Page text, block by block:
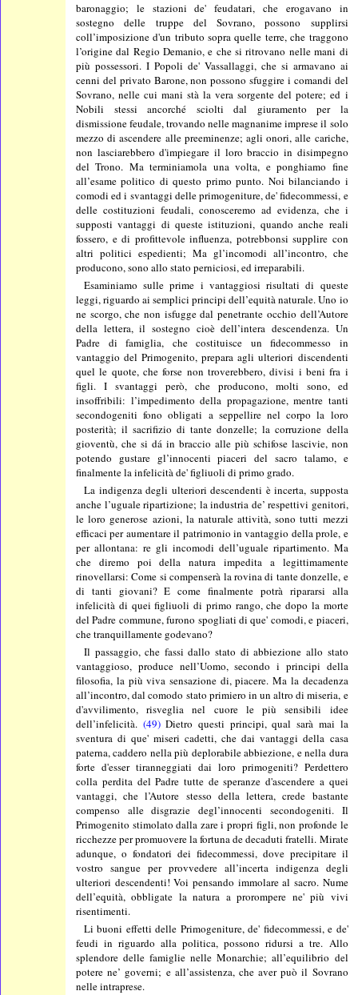
baronaggio; le stazioni de' feudatari, che erogavano in
sostegno delle truppe del Sovrano, possono supplirsi
coll’imposizione d'un tributo sopra quelle terre, che traggono
l’origine dal Regio Demanio, e che si ritrovano nelle mani di
più possessori. I Popoli de' Vassallaggi, che si armavano ai
cenni del privato Barone, non possono sfuggire i comandi del
Sovrano, nelle cui mani stà la vera sorgente del potere; ed i
Nobili stessi ancorché sciolti dal giuramento per la
dismissione feudale, trovando nelle magnanime imprese il solo
mezzo di ascendere alle preeminenze; agli onori, alle cariche,
non lasciarebbero d'impiegare il loro braccio in disimpegno
del Trono. Ma terminiamola una volta, e ponghiamo fine
all’esame politico di questo primo punto. Noi bilanciando i
comodi ed i svantaggi delle primogeniture, de' fidecommessi, e
delle costituzioni feudali, conosceremo ad evidenza, che i
supposti vantaggi di queste istituzioni, quando anche reali
fossero, e di profittevole influenza, potrebbonsi supplire con
altri politici espedienti; Ma gl’incomodi all’incontro, che
producono, sono allo stato perniciosi, ed irreparabili.
Esaminiamo sulle prime i vantaggiosi risultati di queste
leggi, riguardo ai semplici principi dell’equità naturale. Uno io
ne scorgo, che non isfugge dal penetrante occhio dell’Autore
della lettera, il sostegno cioè dell’intera descendenza. Un
Padre di famiglia, che costituisce un fidecommesso in
vantaggio del Primogenito, prepara agli ulteriori discendenti
quel le quote, che forse non troverebbero, divisi i beni fra i
figli. I svantaggi però, che producono, molti sono, ed
insoffribili: l’impedimento della propagazione, mentre tanti
secondogeniti fono obligati a seppellire nel corpo la loro
posterità; il sacrifizio di tante donzelle; la corruzione della
gioventù, che si dá in braccio alle più schifose lascivie, non
potendo gustare gl’innocenti piaceri del sacro talamo, e
finalmente la infelicità de' figliuoli di primo grado.
La indigenza degli ulteriori descendenti è incerta, supposta
anche l’uguale ripartizione; la industria de’ respettivi genitori,
le loro generose azioni, la naturale attività, sono tutti mezzi
efficaci per aumentare il patrimonio in vantaggio della prole, e
per allontana: re gli incomodi dell’uguale ripartimento. Ma
che diremo poi della natura impedita a legittimamente
rinovellarsi: Come si compenserà la rovina di tante donzelle, e
di tanti giovani? E come finalmente potrà ripararsi alla
infelicità di quei figliuoli di primo rango, che dopo la morte
del Padre commune, furono spogliati di que' comodi, e piaceri,
che tranquillamente godevano?
Il passaggio, che fassi dallo stato di abbiezione allo stato
vantaggioso, produce nell’Uomo, secondo i principi della
filosofia, la più viva sensazione di, piacere. Ma la decadenza
all’incontro, dal comodo stato primiero in un altro di miseria, e
d'avvilimento, risveglia nel cuore le più sensibili idee
dell’infelicità. (49)Dietro questi principi, qual sarà mai la
sventura di que' miseri cadetti, che dai vantaggi della casa
paterna, caddero nella più deplorabile abbiezione, e nella dura
forte d'esser tiranneggiati dai loro primogeniti? Perdettero
colla perdita del Padre tutte de speranze d'ascendere a quei
vantaggi, che l’Autore stesso della lettera, crede bastante
compenso alle disgrazie degl’innocenti secondogeniti. Il
Primogenito stimolato dalla zare i propri figli, non profonde le
ricchezze per promuovere la fortuna de decaduti fratelli. Mirate
adunque, o fondatori dei fidecommessi, dove precipitare il
vostro sangue per provvedere all’incerta indigenza degli
ulteriori descendenti! Voi pensando immolare al sacro. Nume
dell’equità, obbligate la natura a prorompere ne' più vivi
risentimenti.
Li buoni effetti delle Primogeniture, de' fidecommessi, e de'
feudi in riguardo alla politica, possono ridursi a tre. Allo
splendore delle famiglie nelle Monarchie; all’equilibrio del
potere ne’ governi; e all’assistenza, che aver può il Sovrano
nelle intraprese.